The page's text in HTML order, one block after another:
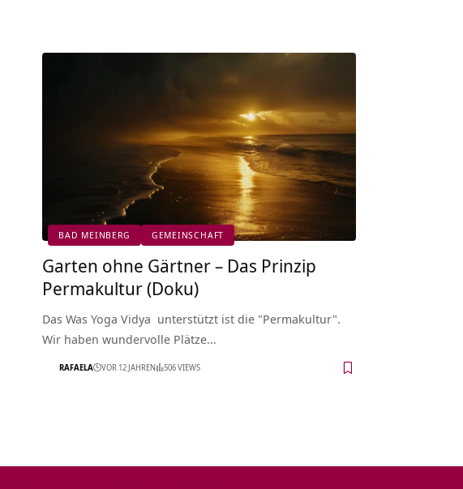
BAD MEINBERG GEMEINSCHAFT
Garten ohne Gärtner – Das Prinzip
Permakultur (Doku)
Das Was Yoga Vidya unterstützt ist die "Permakultur".
Wir haben wundervolle Plätze…
RAFAELA VOR 12 JAHREN 506 VIEWS